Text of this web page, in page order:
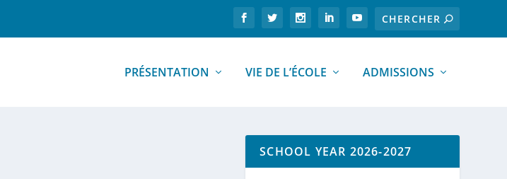
PRÉSENTATION VIE DE L’ÉCOLE ADMISSIONS
SCHOOL YEAR 2026-2027